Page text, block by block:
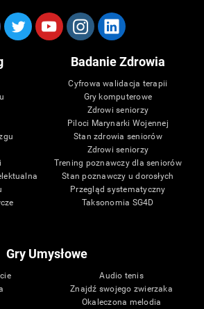
Badanie Zdrowia
Cyfrowa walidacja terapii
Gry komputerowe
Zdrowi seniorzy
Piloci Marynarki Wojennej
Stan zdrowia seniorów
Zdrowi seniorzy
Trening poznawczy dla seniorów
Stan poznawczy u dorosłych
Przegląd systematyczny
Taksonomia SG4D
Gry Umysłowe
Audio tenis
Znajdź swojego zwierzaka
Okaleczona melodia